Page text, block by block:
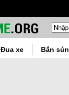
Đua xe Bắn